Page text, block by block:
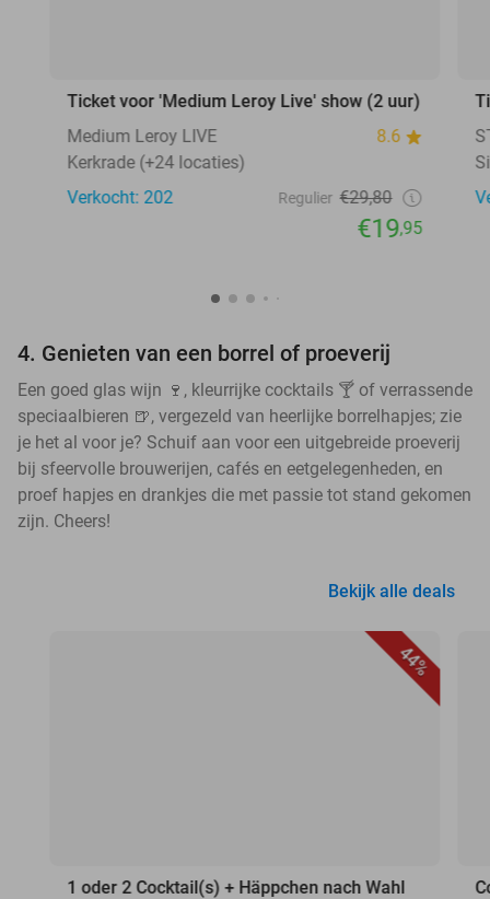
Ticket voor 'Medium Leroy Live' show (2 uur)
Medium Leroy LIVE
8.6
Kerkrade (+24 locaties)
Verkocht: 202
Regulier €29,80
€19,95
4. Genieten van een borrel of proeverij
Een goed glas wijn 🍷, kleurrijke cocktails 🍸 of verrassende
speciaalbieren 🍺, vergezeld van heerlijke borrelhapjes; zie
je het al voor je? Schuif aan voor een uitgebreide proeverij
bij sfeervolle brouwerijen, cafés en eetgelegenheden, en
proef hapjes en drankjes die met passie tot stand gekomen
zijn. Cheers!
Bekijk alle deals
44%
1 oder 2 Cocktail(s) + Häppchen nach Wahl